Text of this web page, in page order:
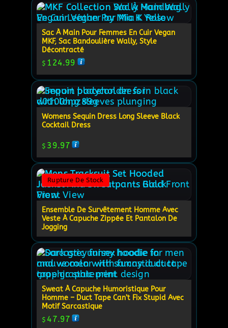
Sac À Main Pour Femmes En Cuir Vegan
MKF, Sac Bandoulière Wally, Style
Décontracté
$ 124.99
Womens Sequin Dress Long Sleeve Black
Cocktail Dress
$ 39.97
Rupture De Stock
Ensemble De Survêtement Homme Avec
Veste À Capuche Zippée Et Pantalon De
Jogging
Sweat À Capuche Humoristique Pour
Homme – Duct Tape Can’t Fix Stupid Avec
Motif Sarcastique
$ 47.97